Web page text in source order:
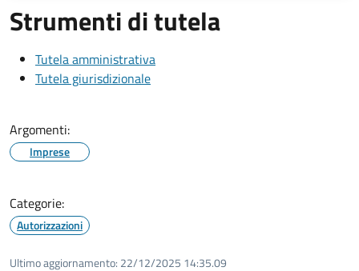
Strumenti di tutela
Tutela amministrativa
Tutela giurisdizionale
Argomenti:
Imprese
Categorie:
Autorizzazioni
Ultimo aggiornamento: 22/12/2025 14:35.09